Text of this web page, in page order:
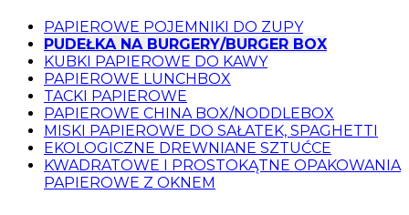
PAPIEROWE POJEMNIKI DO ZUPY
PUDEŁKA NA BURGERY/BURGER BOX
KUBKI PAPIEROWE DO KAWY
PAPIEROWE LUNCHBOX
TACKI PAPIEROWE
PAPIEROWE CHINA BOX/NODDLEBOX
MISKI PAPIEROWE DO SAŁATEK, SPAGHETTI
EKOLOGICZNE DREWNIANE SZTUĆCE
KWADRATOWE I PROSTOKĄTNE OPAKOWANIA
PAPIEROWE Z OKNEM